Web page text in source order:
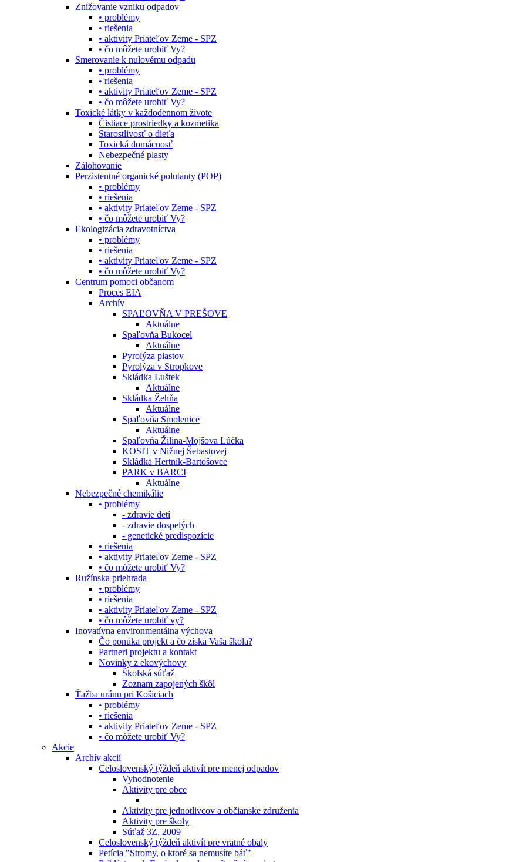
Znižovanie vzniku odpadov
• problémy
• riešenia
• aktivity Priateľov Zeme - SPZ
• čo môžete urobiť Vy?
Smerovanie k nulovému odpadu
• problémy
• riešenia
• aktivity Priateľov Zeme - SPZ
• čo môžete urobiť Vy?
Toxické látky v každodennom živote
Čistiace prostriedky a kozmetika
Starostlivosť o dieťa
Toxická domácnosť
Nebezpečné plasty
Zálohovanie
Perzistentné organické polutanty (POP)
• problémy
• riešenia
• aktivity Priateľov Zeme - SPZ
• čo môžete urobiť Vy?
Ekologizácia zdravotníctva
• problémy
• riešenia
• aktivity Priateľov Zeme - SPZ
• čo môžete urobiť Vy?
Centrum pomoci občanom
Proces EIA
Archív
SPAĽOVŇA V PREŠOVE
Aktuálne
Spaľovňa Bukocel
Aktuálne
Pyrolýza plastov
Pyrolýza v Stropkove
Skládka Luštek
Aktuálne
Skládka Žehňa
Aktuálne
Spaľovňa Smolenice
Aktuálne
Spaľovňa Žilina-Mojšova Lúčka
KOSIT v Nižnej Šebastovej
Skládka Hertník-Bartošovce
PARK v BARCI
Aktuálne
Nebezpečné chemikálie
• problémy
- zdravie detí
- zdravie dospelých
- genetické predispozície
• riešenia
• aktivity Priateľov Zeme - SPZ
• čo môžete urobiť Vy?
Ružínska priehrada
• problémy
• riešenia
• aktivity Priateľov Zeme - SPZ
• čo môžete urobiť vy?
Inovatívna environmentálna výchova
Čo ponúka projekt a čo získa Vaša škola?
Partneri projektu a kontakt
Novinky z ekovýchovy
Školská súťaž
Zoznam zapojených škôl
Ťažba uránu pri Košiciach
• problémy
• riešenia
• aktivity Priateľov Zeme - SPZ
• čo môžete urobiť Vy?
Akcie
Archív akcií
Celoslovenský týždeň aktivít pre menej odpadov
Vyhodnotenie
Aktivity pre obce
Aktivity pre jednotlivcov a občianske združenia
Aktivity pre školy
Súťaž 3Z, 2009
Celoslovenský týždeň aktivít pre vratné obaly
Petícia "Stromy, o ktoré sa nemusíte báť"